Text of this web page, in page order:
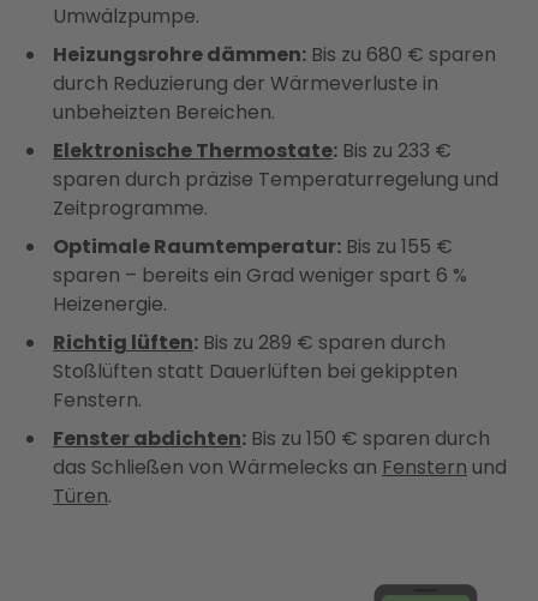
Umwälzpumpe.
Heizungsrohre dämmen: Bis zu 680 € sparen
durch Reduzierung der Wärmeverluste in
unbeheizten Bereichen.
Elektronische Thermostate: Bis zu 233 €
sparen durch präzise Temperaturregelung und
Zeitprogramme.
Optimale Raumtemperatur: Bis zu 155 €
sparen – bereits ein Grad weniger spart 6 %
Heizenergie.
Richtig lüften: Bis zu 289 € sparen durch
Stoßlüften statt Dauerlüften bei gekippten
Fenstern.
Fenster abdichten: Bis zu 150 € sparen durch
das Schließen von Wärmelecks an Fenstern und
Türen.